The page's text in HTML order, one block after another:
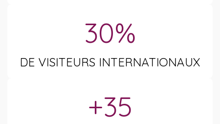
30%
DE VISITEURS INTERNATIONAUX
+35